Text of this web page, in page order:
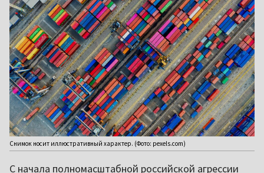
Снимок носит иллюстративный характер. (Фото: pexels.com)
С начала полномасштабной российской агрессии